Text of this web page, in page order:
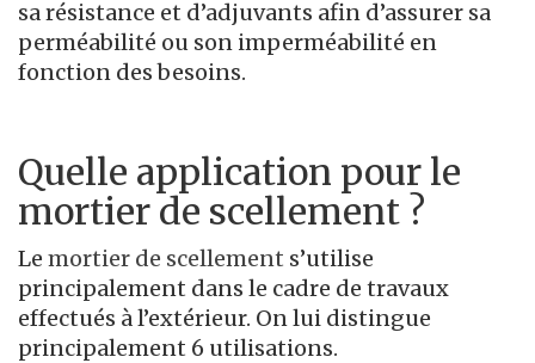
sa résistance et d’adjuvants afin d’assurer sa
perméabilité ou son imperméabilité en
fonction des besoins.
Quelle application pour le
mortier de scellement ?
Le mortier de scellement s’utilise
principalement dans le cadre de travaux
effectués à l’extérieur. On lui distingue
principalement 6 utilisations.